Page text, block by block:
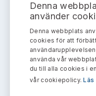
Address:
Denna
använder
Denna webbplats
cookies för att
använda vår
du till alla cookies i
vår cookiepolicy.Läs